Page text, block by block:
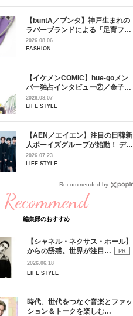
【buntA／ブンタ】神戸生まれの
ラバーブランドによる「足育フッ
トウェア」。伊勢丹新宿店でPOP-
UP開催中！
2026.08.06
FASHION
【イケメンCOMIC】hue-goメン
バー独占インタビュー②／金子玄
矢「感情をズバーッと言葉にでき
た時は幸せ〜」
2026.08.07
LIFE STYLE
【AEN／エイエン】注目の日韓新
人ボーイズグループが始動！ デビ
ュー目前のフレッシュな面々を独
占インタビュー。7人の魅力に迫
2026.07.23
LIFE STYLE
Recommended by
Recommend
編集部のおすすめ
【シャネル・ネクサス・ホール】
からの誘惑。世界が注目…
PR
2026.06.18
LIFE STYLE
時代、世代をつなぐ音楽とファッ
ション＆トークを楽しむ…